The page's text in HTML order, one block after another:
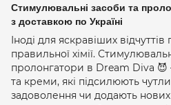
Стимулювальні засоби та
з доставкою по Україні
Іноді для яскравіших
правильної хімії.
пролонгатори в Dream Diva 😈
та креми, які підсилюють
задоволення чи додають